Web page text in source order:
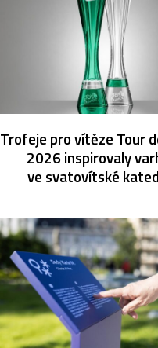
Trofeje pro vítěze Tour
2026 inspirovaly
ve svatovítské